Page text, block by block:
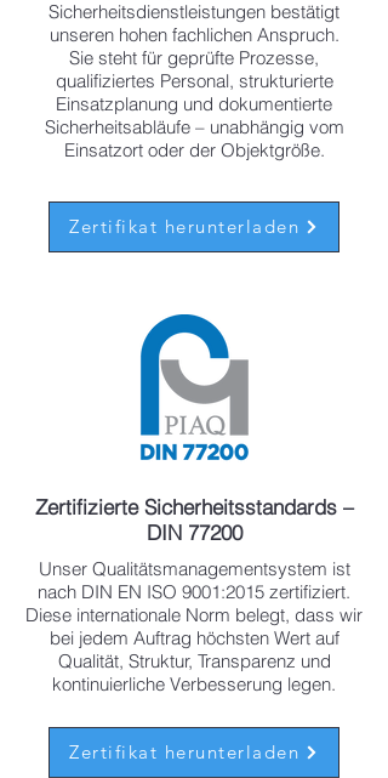
Sicherheitsdienstleistungen bestätigt
unseren hohen fachlichen Anspruch.
Sie steht für geprüfte Prozesse,
qualifiziertes Personal, strukturierte
Einsatzplanung und dokumentierte
Sicherheitsabläufe – unabhängig vom
Einsatzort oder der Objektgröße.
Zertifikat herunterladen
Zertifizierte Sicherheitsstandards –
DIN 77200
Unser Qualitätsmanagementsystem ist
nach DIN EN ISO 9001:2015 zertifiziert.
Diese internationale Norm belegt, dass wir
bei jedem Auftrag höchsten Wert auf
Qualität, Struktur, Transparenz und
kontinuierliche Verbesserung legen.
Zertifikat herunterladen